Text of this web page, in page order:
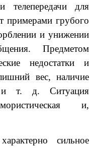
для
примерами грубого
и унижении
Предметом
недостатки и
вес, наличие
и т. д. Ситуация
и,
сильное